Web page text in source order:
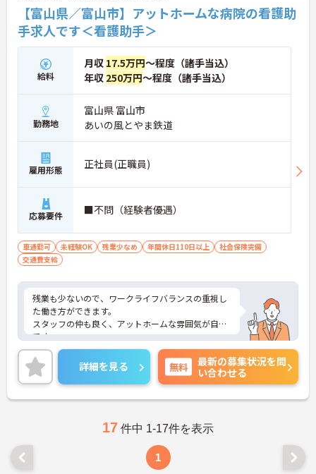
【富山県／富山市】アットホームな病院の看護助
手求人です＜看護助手＞
給料
月収 17.5万円～程度（諸手当込）
年収 250万円～程度（諸手当込）
勤務地
富山県 富山市
あいの風とやま鉄道
雇用形態 正社員(正職員)
応募要件 ■不問（経験者優遇）
車通勤可 未経験OK 残業少なめ 年間休日110日以上
社会保険完備
交通費支給
残業も少ないので、ワークライフバランスの重視し
た働き方ができます。
スタッフの仲も良く、アットホームな雰囲気が自慢
です。
ご興味ある方には、面接対策ポイントなど、詳細を
お話しいたしますのでお気軽にご相談ください。
詳細を見る 無料
最新の募集状況を問
い合わせる
17 件中 1-17件を表示
1